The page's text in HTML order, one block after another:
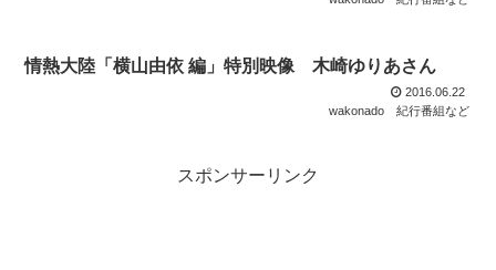
情熱大陸「横山由依 編」特別映像 木崎ゆりあさん
2016.06.22
wakonado
紀行番組など
スポンサーリンク